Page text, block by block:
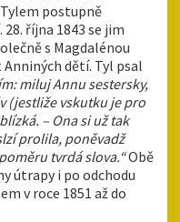
postupně
října 1843 se jim
s Magdalénou
dětí. Tyl psal
miluj Annu sestersky,
(jestliže vskutku je pro
– Ona si už tak
prolila, poněvadž
tvrdá slova.“Obě
útrapy i po odchodu
v roce 1851 až do